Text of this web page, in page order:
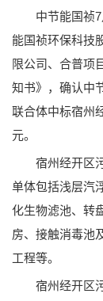
中节能国祯7
能国祯环保科技
限公司、合普项
知书》，确认中
联合体中标宿州
元。
宿州经开区污
单体包括浅层汽
化生物滤池、转
房、接触消毒池
工程等。
宿州经开区污